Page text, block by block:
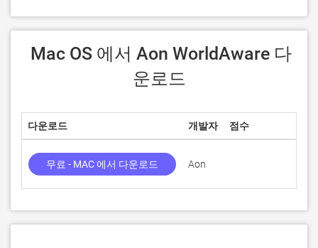
운로드
다운로드 개발자 점수
무료 - MAC 에서 다운로드 Aon